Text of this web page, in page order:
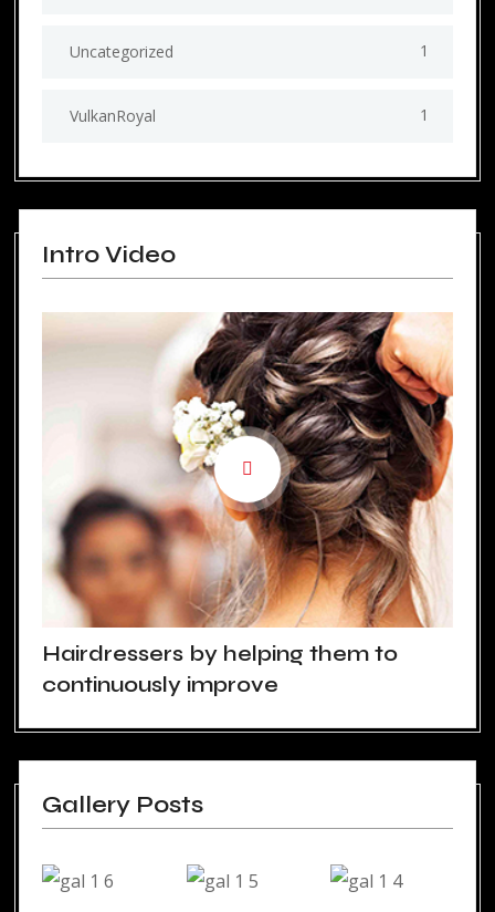
Uncategorized 1
VulkanRoyal 1
Intro Video
Hairdressers by helping them to
continuously improve
Gallery Posts